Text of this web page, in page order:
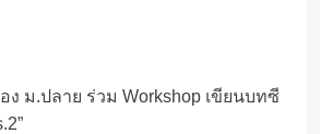
ม.ปลาย ร่วม Workshop เขียนบทซี